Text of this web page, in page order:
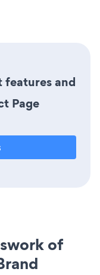
features and
Page
of